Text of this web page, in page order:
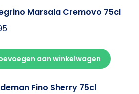
Marsala Cremovo 75cl
aan winkelwagen
Fino Sherry 75cl